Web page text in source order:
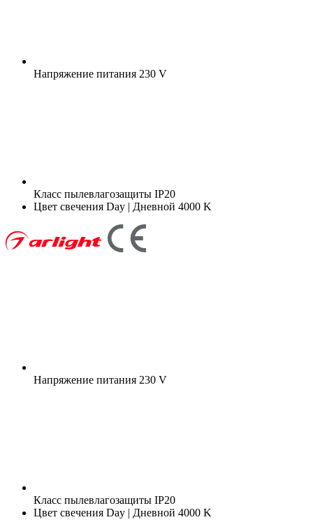
Напряжение питания 230 V
Класс пылевлагозащиты IP20
Цвет свечения Day | Дневной 4000 K
Напряжение питания 230 V
Класс пылевлагозащиты IP20
Цвет свечения Day | Дневной 4000 K